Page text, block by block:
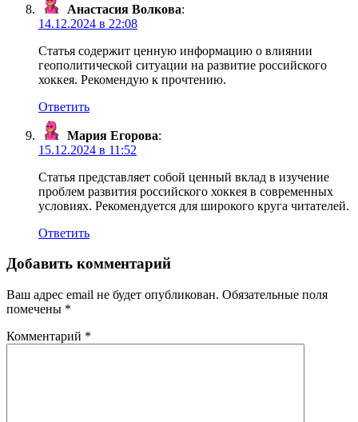
Анастасия Волкова:
14.12.2024 в 22:08
Статья содержит ценную информацию о влиянии
геополитической ситуации на развитие российского
хоккея. Рекомендую к прочтению.
Ответить
Мария Егорова:
15.12.2024 в 11:52
Статья представляет собой ценный вклад в изучение
проблем развития российского хоккея в современных
условиях. Рекомендуется для широкого круга читателей.
Ответить
Добавить комментарий
Ваш адрес email не будет опубликован. Обязательные поля
помечены *
Комментарий *